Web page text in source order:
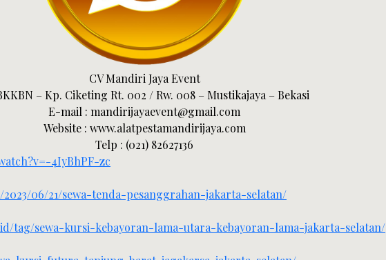
CV Mandiri Jaya Event
– Kp. Ciketing Rt. 002 / Rw. 008 – Mustikajaya – Bekasi
E-mail : mandirijayaevent@gmail.com
Website : www.alatpestamandirijaya.com
Telp : (021) 82627136
4IyBhPF-zc
06/21/sewa-tenda-pesanggrahan-jakarta-selatan/
tag/sewa-kursi-kebayoran-lama-utara-kebayoran-lama-jakarta-selatan/